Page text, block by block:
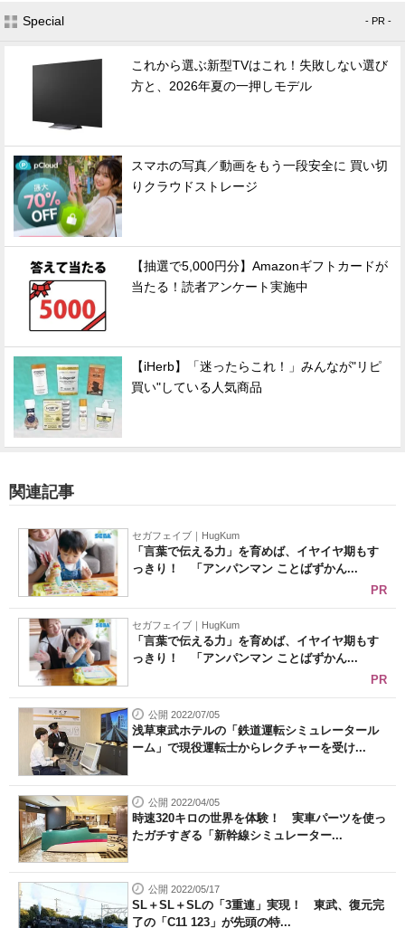
Special - PR -
これから選ぶ新型TVはこれ！失敗しない選び
方と、2026年夏の一押しモデル
スマホの写真／動画をもう一段安全に 買い切
りクラウドストレージ
【抽選で5,000円分】Amazonギフトカードが
当たる！読者アンケート実施中
【iHerb】「迷ったらこれ！」みんなが"リピ
買い"している人気商品
関連記事
セガフェイブ｜HugKum
「言葉で伝える力」を育めば、イヤイヤ期もす
っきり！ 「アンパンマン ことばずかん...
PR
セガフェイブ｜HugKum
「言葉で伝える力」を育めば、イヤイヤ期もす
っきり！ 「アンパンマン ことばずかん...
PR
公開 2022/07/05
浅草東武ホテルの「鉄道運転シミュレータール
ーム」で現役運転士からレクチャーを受け...
公開 2022/04/05
時速320キロの世界を体験！ 実車パーツを使っ
たガチすぎる「新幹線シミュレーター...
公開 2022/05/17
SL＋SL＋SLの「3重連」実現！ 東武、復元完
了の「C11 123」が先頭の特...